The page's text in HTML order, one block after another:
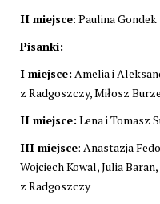
II miejsce: Paulina
Pisanki:
I miejsce: Amelia i
z Radgoszczy, Miłosz
II miejsce: Lena i Tomasz
III miejsce: Anastazja
Wojciech Kowal, Julia
z Radgoszczy